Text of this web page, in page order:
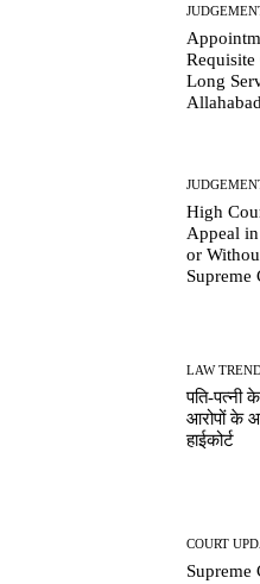
Long
High
Appeal in
or
Supreme
LAW
पति-पत्नी
आरोपों के
हाईकोर्ट
COURT
Supreme